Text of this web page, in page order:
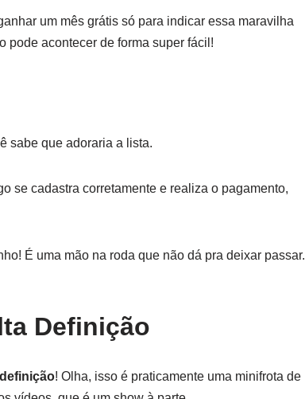
um mês grátis só para indicar essa maravilha
pode acontecer de forma super fácil!
sabe que adoraria a lista.
se cadastra corretamente e realiza o pagamento,
É uma mão na roda que não dá pra deixar passar.
Definição
! Olha, isso é praticamente uma minifrota de